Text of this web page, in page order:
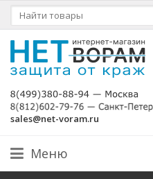
sales@net-voram.ru
Меню